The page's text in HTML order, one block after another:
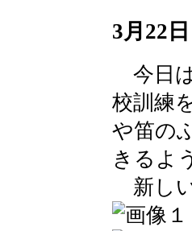
3月22
今日
校訓練
や笛の
きるよ
新し